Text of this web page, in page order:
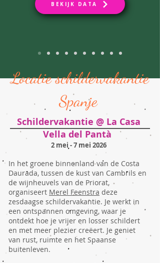
BEKIJK DATA
Locatie schildervakantie
Spanje
Schildervakantie @ La Casa
Vella del Pantà
2 mei - 7 mei 2026
In het groene binnenland van de Costa
Daurada, tussen de kust van Cambrils en
de wijnheuvels van de Priorat,
organiseert Merel Feenstra deze
zesdaagse schildervakantie. Je werkt in
een ontspannen omgeving, waar je
ontdekt hoe je vrijer en losser schildert
en met meer plezier creëert. Je geniet
van rust, ruimte en het Spaanse
buitenleven.